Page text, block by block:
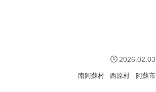
2026.02.03
南阿蘇村 西原村 阿蘇市